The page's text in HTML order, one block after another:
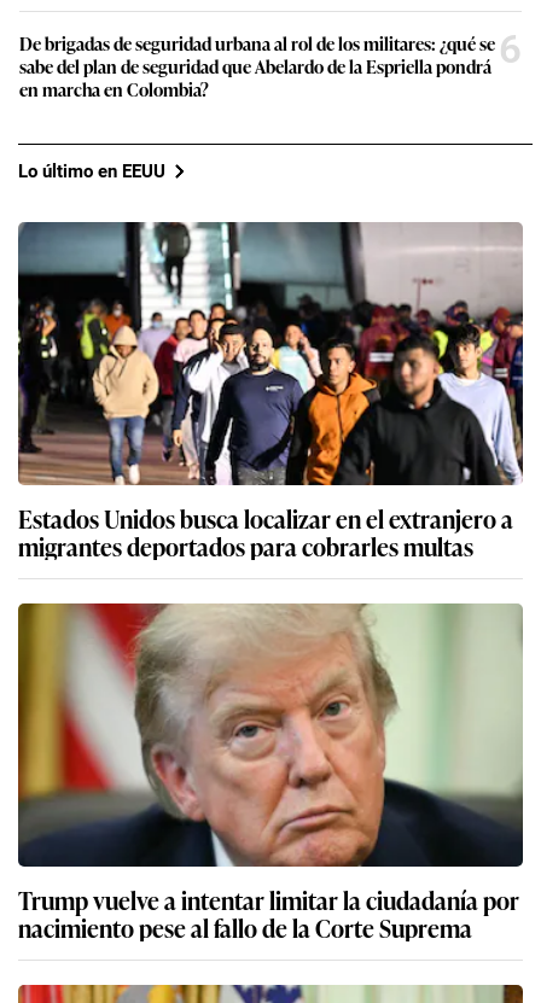
De brigadas de seguridad urbana al rol de los militares: ¿qué se
sabe del plan de seguridad que Abelardo de la Espriella pondrá
en marcha en Colombia?
6
Lo último en EEUU
Estados Unidos busca localizar en el extranjero a
migrantes deportados para cobrarles multas
Trump vuelve a intentar limitar la ciudadanía por
nacimiento pese al fallo de la Corte Suprema